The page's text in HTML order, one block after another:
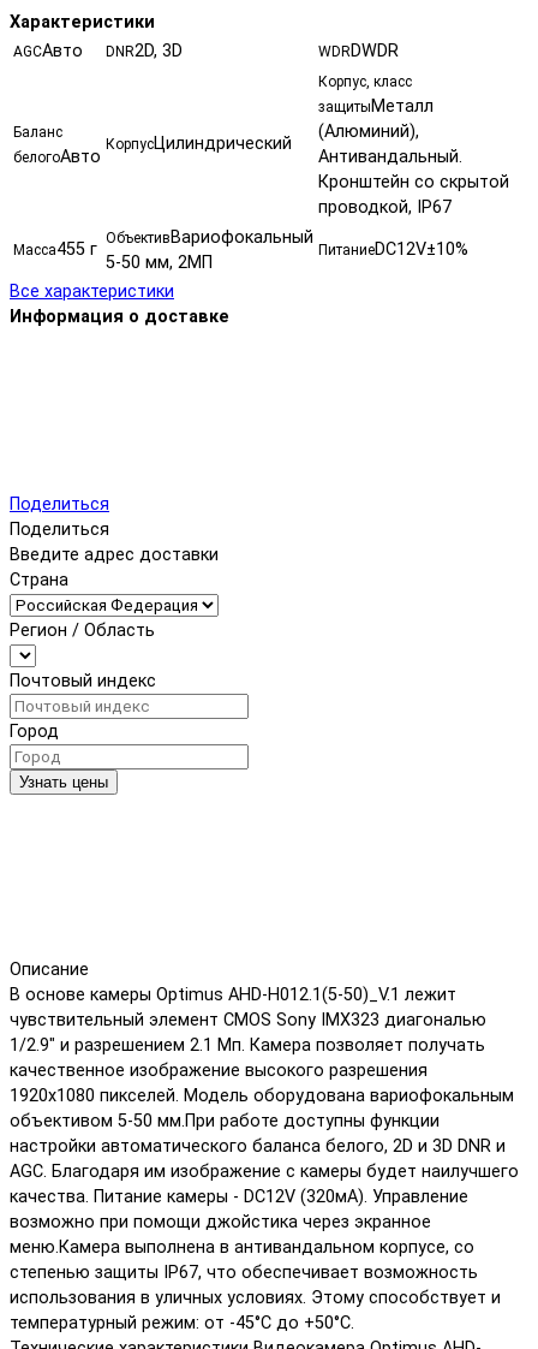
Характеристики
AGCАвто DNR2D, 3D WDRDWDR
Баланс
белогоАвто
КорпусЦилиндрический
Корпус, класс
защиты Металл
(Алюминий),
Антивандальный.
Кронштейн со скрытой
проводкой, IP67
Масса455 г
Объектив Вариофокальный
5-50 мм, 2МП
ПитаниеDC12V±10%
Все характеристики
Информация о доставке
Поделиться
Поделиться
Введите адрес доставки
Страна
Регион / Область
Почтовый индекс
Город
Узнать цены
Описание
В основе камеры Optimus AHD-H012.1(5-50)_V.1 лежит
чувствительный элемент CMOS Sony IMX323 диагональю
1/2.9" и разрешением 2.1 Мп. Камера позволяет получать
качественное изображение высокого разрешения
1920х1080 пикселей. Модель оборудована вариофокальным
объективом 5-50 мм.При работе доступны функции
настройки автоматического баланса белого, 2D и 3D DNR и
AGC. Благодаря им изображение с камеры будет наилучшего
качества. Питание камеры - DC12V (320мА). Управление
возможно при помощи джойстика через экранное
меню.Камера выполнена в антивандальном корпусе, со
степенью защиты IP67, что обеспечивает возможность
использования в уличных условиях. Этому способствует и
температурный режим: от -45°С до +50°С.